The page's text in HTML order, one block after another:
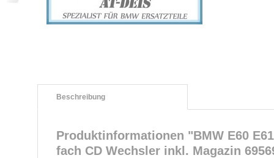
Beschreibung
Produktinformationen "BMW E60
fach CD Wechsler inkl. Magazin